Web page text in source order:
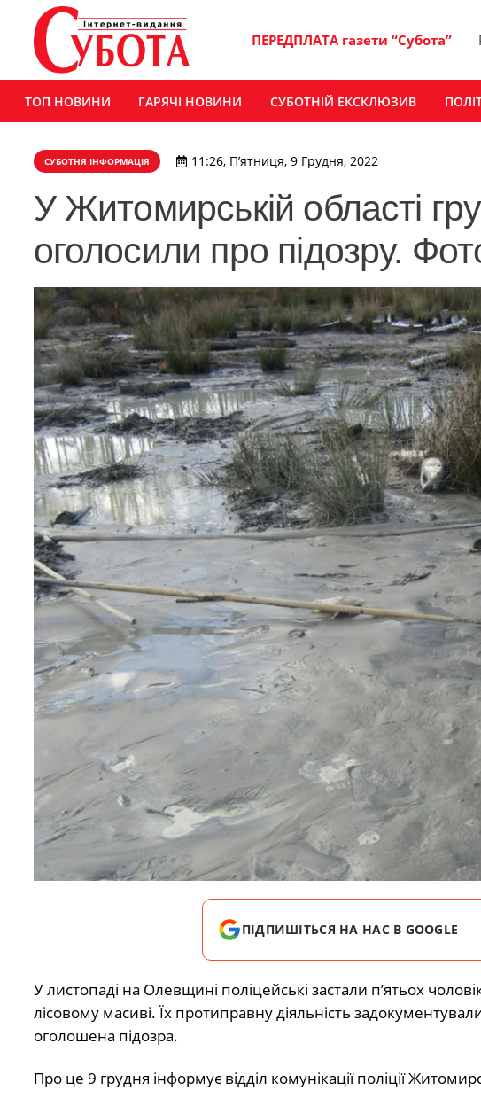
ПЕРЕДПЛАТА газети “Субота”
ТОП НОВИНИ ГАРЯЧІ НОВИНИ СУБОТНІЙ ЕКСКЛЮЗИВ
СУБОТНЯ ІНФОРМАЦІЯ 11:26, П’ятниця, 9 Грудня, 2022
У Житомирській області
оголосили про підозру.
ПІДПИШІТЬСЯ НА НАС В GOOGLE
У листопаді на Олевщині поліцейські застали п’ятьох
лісовому масиві. Їх протиправну діяльність
оголошена підозра.
Про це 9 грудня інформує відділ комунікації поліції